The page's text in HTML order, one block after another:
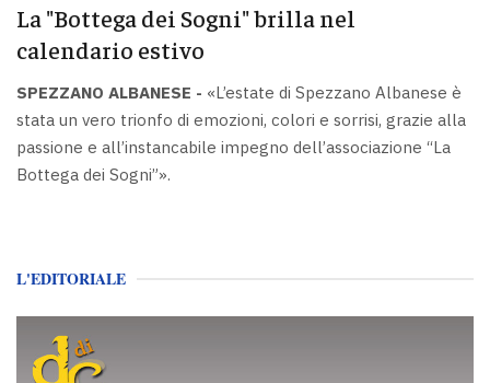
La "Bottega dei Sogni" brilla nel
calendario estivo
SPEZZANO ALBANESE - «L’estate di Spezzano Albanese è
stata un vero trionfo di emozioni, colori e sorrisi, grazie alla
passione e all’instancabile impegno dell’associazione “La
Bottega dei Sogni”».
L'EDITORIALE